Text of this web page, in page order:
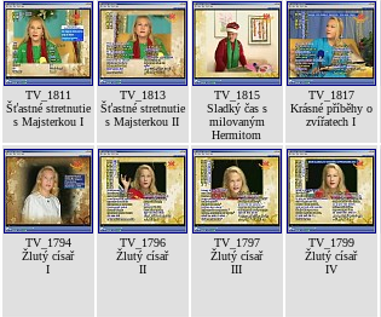
TV_1811
Šťastné stretnutie
s Majsterkou I
TV_1813
Šťastné stretnutie
s Majsterkou II
TV_1815
Sladký čas s
milovaným
Hermitom
TV_1817
Krásné příběhy o
zvířatech I
TV_1794
Žlutý císař
I
TV_1796
Žlutý císař
II
TV_1797
Žlutý císař
III
TV_1799
Žlutý císař
IV